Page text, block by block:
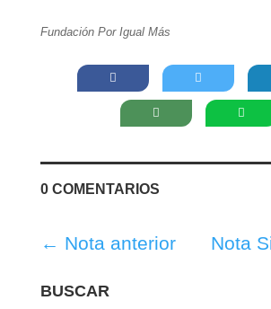
Fundación Por Igual Más
0 COMENTARIOS
← Nota anterior Nota
BUSCAR